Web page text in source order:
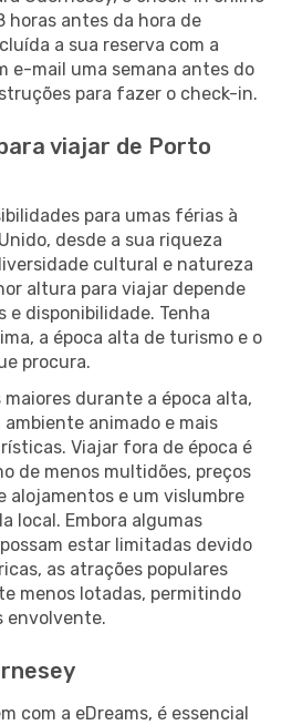
horas antes da hora de
a sua reserva com a
e-mail uma semana antes do
para fazer o check-in.
viajar de Porto
para umas férias à
desde a sua riqueza
cultural e natureza
altura para viajar depende
e disponibilidade. Tenha
a época alta de turismo e o
procura.
durante a época alta,
animado e mais
Viajar fora de época é
de menos multidões, preços
alojamentos e um vislumbre
local. Embora algumas
estar limitadas devido
as atrações populares
menos lotadas, permitindo
envolvente.
com a eDreams, é essencial